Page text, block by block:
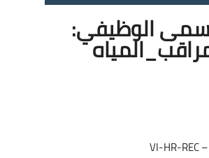
الوظيفي: